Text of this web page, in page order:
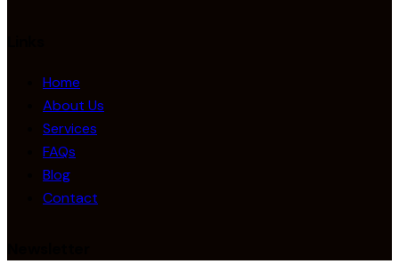
Home
About Us
Services
FAQs
Blog
Contact